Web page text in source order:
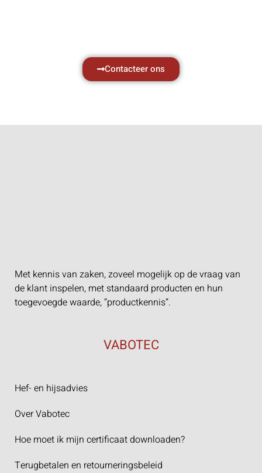
Contacteer ons
Met kennis van zaken, zoveel mogelijk op de vraag van
de klant inspelen, met standaard producten en hun
toegevoegde waarde, “productkennis”.
VABOTEC
Hef- en hijsadvies
Over Vabotec
Hoe moet ik mijn certificaat downloaden?
Terugbetalen en retourneringsbeleid